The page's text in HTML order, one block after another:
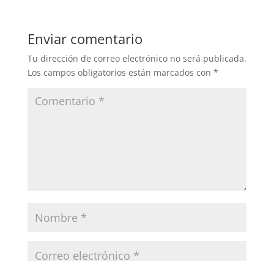
Enviar comentario
Tu dirección de correo electrónico no será publicada.
Los campos obligatorios están marcados con *